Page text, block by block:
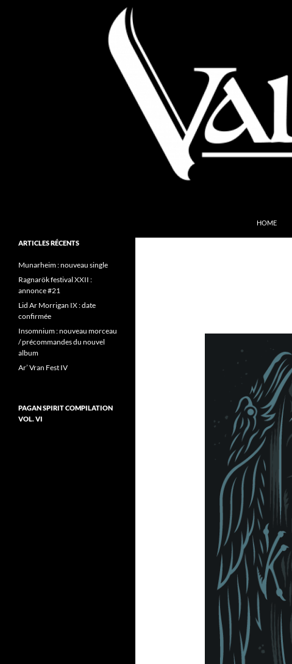
HOME
Folk Pagan Webzine
ARTICLES RÉCENTS
Munarheim : nouveau single
Ragnarök festival XXII :
annonce #21
Lid Ar Morrigan IX : date
confirmée
Insomnium : nouveau morceau
/ précommandes du nouvel
album
Ar’ Vran Fest IV
PAGAN SPIRIT COMPILATION
VOL. VI